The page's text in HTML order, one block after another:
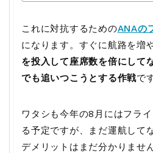
これに対抗するためのANAの
になります。すぐに航路を増
を投入して座席数を倍にして
でも追いつこうとする作戦で
ワタシも今年の8月にはフラ
る予定ですが、まだ運航して
デメリットはまだ分かりません